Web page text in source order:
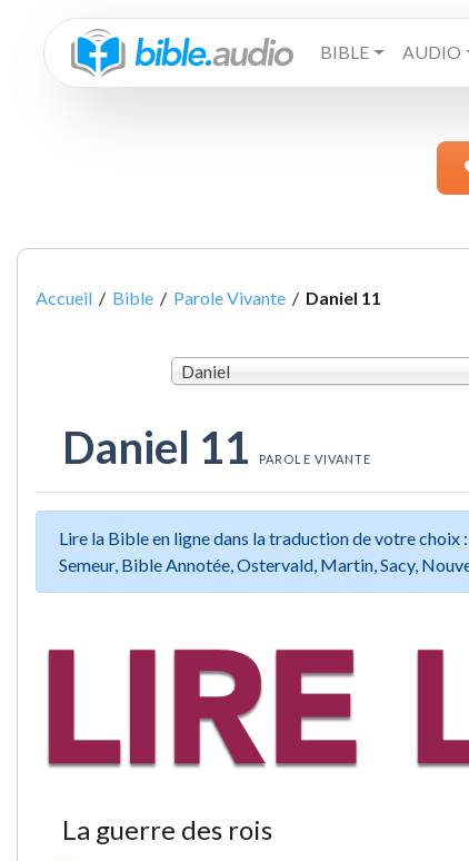
BIBLE AUDIO
Accueil / Bible / Parole Vivante / Daniel 11
Daniel
Daniel 11 PAROLE VIVANTE
Lire la Bible en ligne dans la traduction de votre choix
Semeur, Bible Annotée, Ostervald, Martin, Sacy,
La guerre des rois